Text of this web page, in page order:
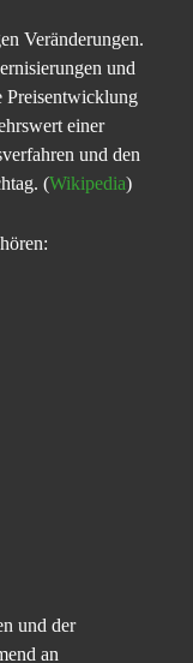
Veränderungen.
und
Preisentwicklung
einer
und den
(Wikipedia)
und der
an